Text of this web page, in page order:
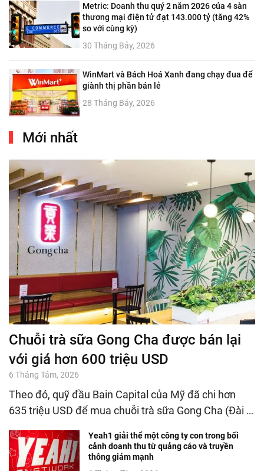
Metric: Doanh thu quý 2 năm 2026 của 4 sàn
thương mại điện tử đạt 143.000 tỷ (tăng 42%
so với cùng kỳ)
30 Tháng Bảy, 2026
WinMart và Bách Hoá Xanh đang chạy đua để
giành thị phần bán lẻ
28 Tháng Bảy, 2026
Mới nhất
Chuỗi trà sữa Gong Cha được bán lại
với giá hơn 600 triệu USD
6 Tháng Tám, 2026
Theo đó, quỹ đầu Bain Capital của Mỹ đã chi hơn
635 triệu USD để mua chuỗi trà sữa Gong Cha (Đài …
Yeah1 giải thể một công ty con trong bối
cảnh doanh thu từ quảng cáo và truyền
thông giảm mạnh